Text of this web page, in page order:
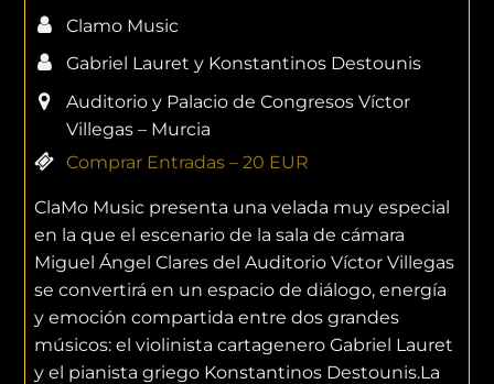
Clamo Music
Gabriel Lauret y Konstantinos Destounis
Auditorio y Palacio de Congresos Víctor
Villegas – Murcia
Comprar Entradas – 20 EUR
ClaMo Music presenta una velada muy especial
en la que el escenario de la sala de cámara
Miguel Ángel Clares del Auditorio Víctor Villegas
se convertirá en un espacio de diálogo, energía
y emoción compartida entre dos grandes
músicos: el violinista cartagenero Gabriel Lauret
y el pianista griego Konstantinos Destounis.La